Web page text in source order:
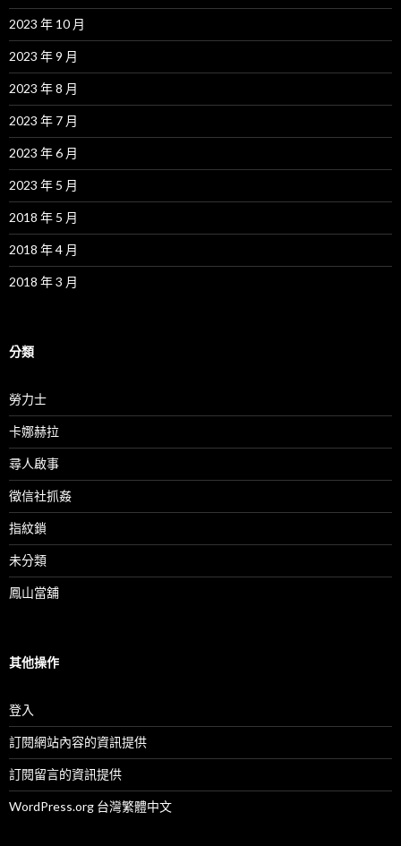
2023 年 10 月
2023 年 9 月
2023 年 8 月
2023 年 7 月
2023 年 6 月
2023 年 5 月
2018 年 5 月
2018 年 4 月
2018 年 3 月
分類
勞力士
卡娜赫拉
尋人啟事
徵信社抓姦
指紋鎖
未分類
鳳山當舖
其他操作
登入
訂閱網站內容的資訊提供
訂閱留言的資訊提供
WordPress.org 台灣繁體中文